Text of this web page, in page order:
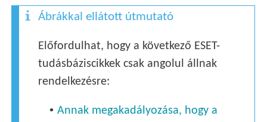
Ábrákkal ellátott útmutató
Előfordulhat, hogy a következő ESET-
tudásbáziscikkek csak angolul állnak
rendelkezésre:
• Annak megakadályozása, hogy a